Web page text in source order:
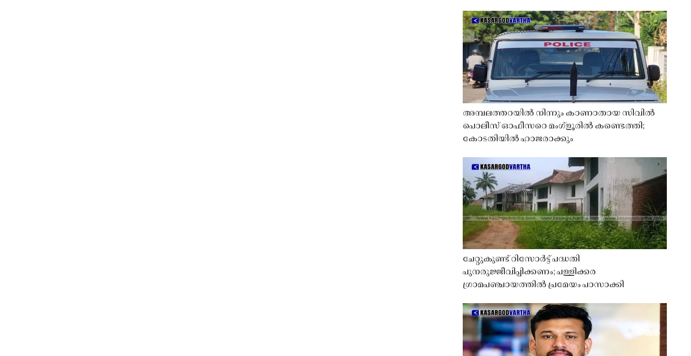
അമ്പലത്തറയിൽ നിന്നും കാണാതായ സിവിൽ
പൊലീസ് ഓഫീസറെ മംഗ്ളൂരിൽ കണ്ടെത്തി;
കോടതിയിൽ ഹാജരാക്കും
ചേറ്റുകുണ്ട് റിസോർട്ട് പദ്ധതി
പുനരുജ്ജീവിപ്പിക്കണം; പള്ളിക്കര
ഗ്രാമപഞ്ചായത്തിൽ പ്രമേയം പാസാക്കി